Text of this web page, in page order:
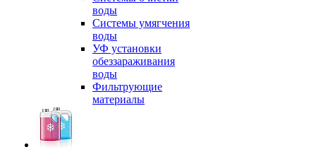
воды
Системы умягчения
воды
УФ установки
обеззараживания
воды
Фильтрующие
материалы